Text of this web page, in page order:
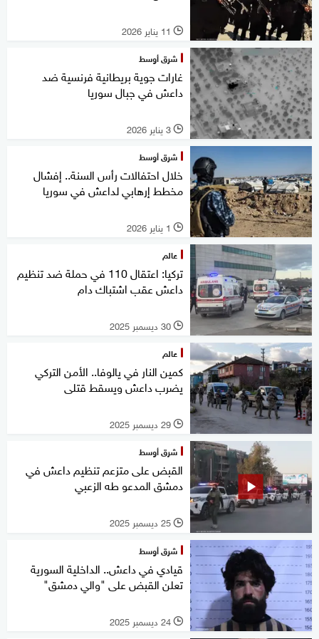
l 11 يناير 2026
شرق أوسط
غارات جوية بريطانية فرنسية ضد
داعش في جبال سوريا
l 3 يناير 2026
شرق أوسط
خلال احتفالات رأس السنة.. إفشال
مخطط إرهابي لداعش في سوريا
l 1 يناير 2026
عالم
تركيا: اعتقال 110 في حملة ضد تنظيم
داعش عقب اشتباك دام
l 30 ديسمبر 2025
عالم
كمين النار في يالوفا.. الأمن التركي
يضرب داعش ويسقط قتلى
l 29 ديسمبر 2025
شرق أوسط
القبض على متزعم تنظيم داعش في
دمشق المدعو طه الزعبي
l 25 ديسمبر 2025
شرق أوسط
قيادي في داعش.. الداخلية السورية
تعلن القبض على "والي دمشق"
l 24 ديسمبر 2025